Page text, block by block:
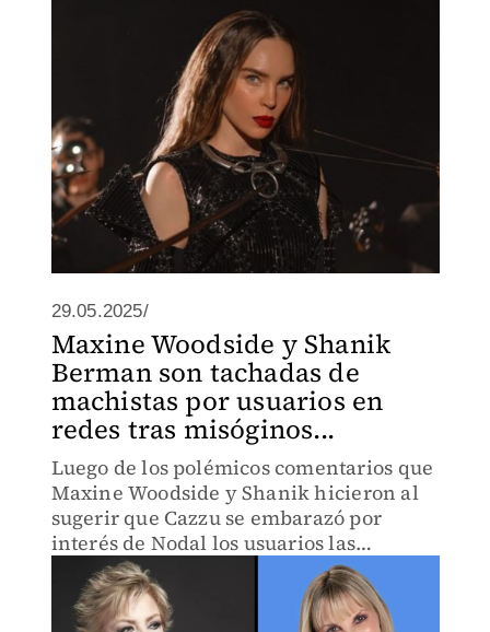
29.05.2025/
Maxine Woodside y Shanik
Berman son tachadas de
machistas por usuarios en
redes tras misóginos...
Luego de los polémicos comentarios que
Maxine Woodside y Shanik hicieron al
sugerir que Cazzu se embarazó por
interés de Nodal los usuarios las
criticaron.